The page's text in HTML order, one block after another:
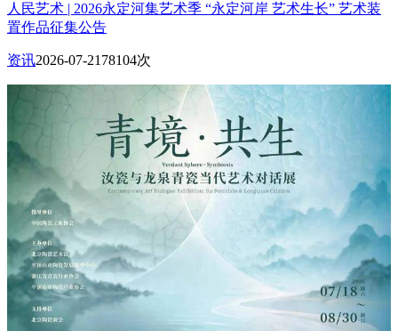
人民艺术 | 2026永定河集艺术季 “永定河岸 艺术生长” 艺术装
置作品征集公告
资讯2026-07-21 78104次